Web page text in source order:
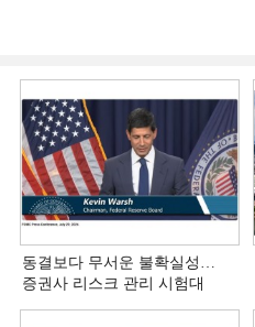
동결보다 무서운 불확실성…
증권사 리스크 관리 시험대